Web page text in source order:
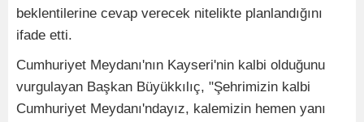
beklentilerine cevap verecek nitelikte planlandığını
ifade etti.
Cumhuriyet Meydanı'nın Kayseri'nin kalbi olduğunu
vurgulayan Başkan Büyükkılıç, "Şehrimizin kalbi
Cumhuriyet Meydanı'ndayız, kalemizin hemen yanı